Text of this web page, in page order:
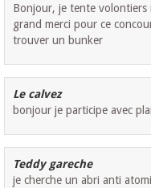
Bonjour, je tente volontiers
grand merci pour ce
trouver un bunker
Le calvez
bonjour je participe avec
Teddy gareche
je cherche un abri anti